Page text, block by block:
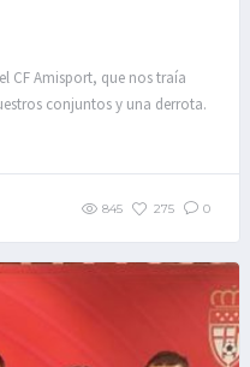
CF Amisport, que nos traía
conjuntos y una derrota.
845 275 0